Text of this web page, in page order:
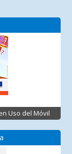
Uso del Móvil